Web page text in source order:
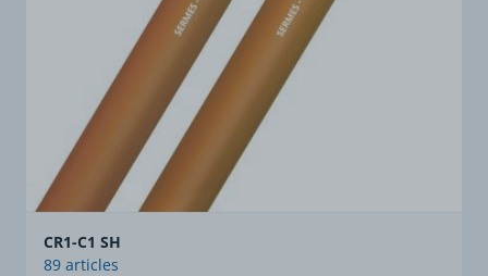
CR1-C1 SH
89 articles